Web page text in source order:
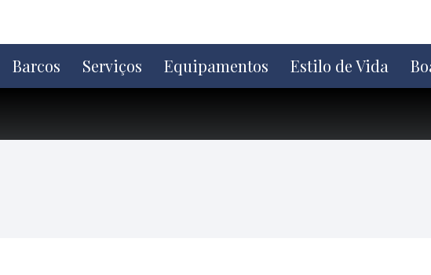
o
conteúdo
Barcos Serviços Equipamentos Estilo de Vida